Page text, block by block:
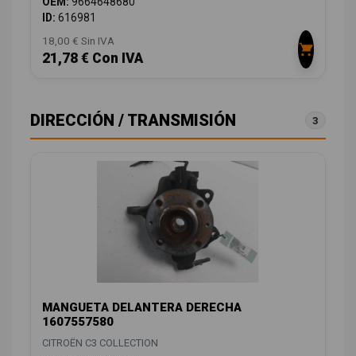
ID: 616981
18,00 € Sin IVA
21,78 € Con IVA
DIRECCIÓN / TRANSMISIÓN 3
MANGUETA DELANTERA DERECHA
1607557580
CITROËN C3 COLLECTION